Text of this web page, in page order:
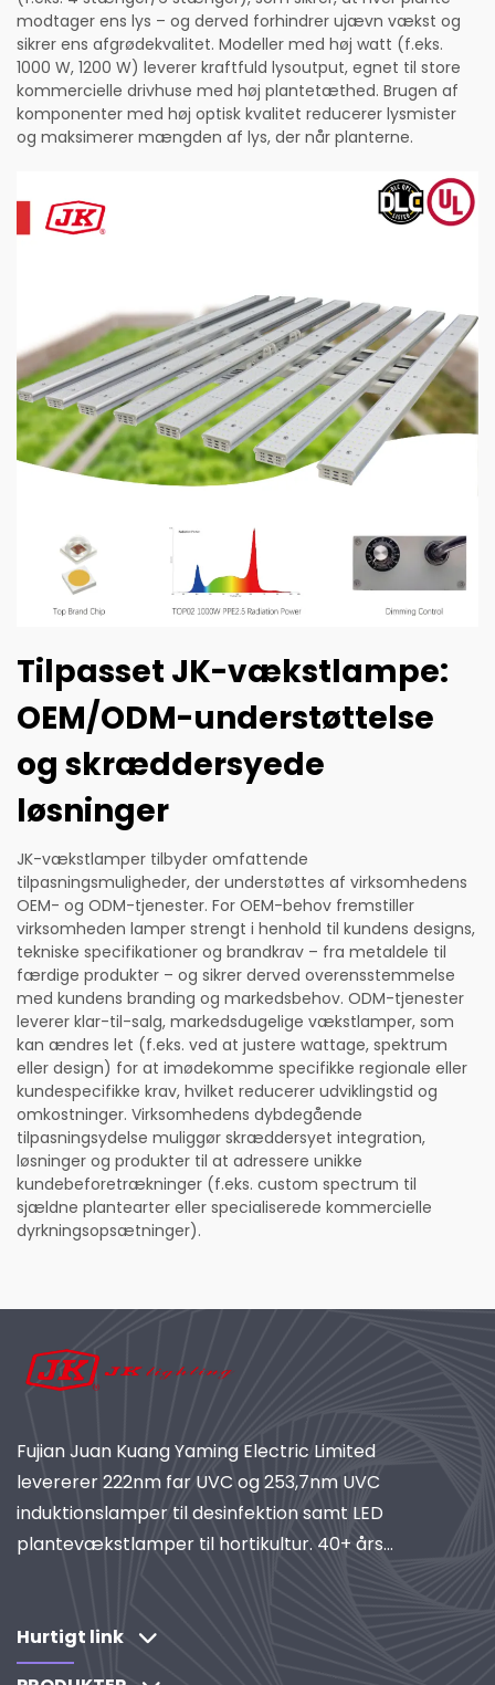
modtager ens lys – og derved forhindrer ujævn vækst og
sikrer ens afgrødekvalitet. Modeller med høj watt (f.eks.
1000 W, 1200 W) leverer kraftfuld lysoutput, egnet til store
kommercielle drivhuse med høj plantetæthed. Brugen af
komponenter med høj optisk kvalitet reducerer lysmister
og maksimerer mængden af lys, der når planterne.
Tilpasset JK-vækstlampe:
OEM/ODM-understøttelse
og skræddersyede
løsninger
JK-vækstlamper tilbyder omfattende
tilpasningsmuligheder, der understøttes af virksomhedens
OEM- og ODM-tjenester. For OEM-behov fremstiller
virksomheden lamper strengt i henhold til kundens designs,
tekniske specifikationer og brandkrav – fra metaldele til
færdige produkter – og sikrer derved overensstemmelse
med kundens branding og markedsbehov. ODM-tjenester
leverer klar-til-salg, markedsdugelige vækstlamper, som
kan ændres let (f.eks. ved at justere wattage, spektrum
eller design) for at imødekomme specifikke regionale eller
kundespecifikke krav, hvilket reducerer udviklingstid og
omkostninger. Virksomhedens dybdegående
tilpasningsydelse muliggør skræddersyet integration,
løsninger og produkter til at adressere unikke
kundebeforetrækninger (f.eks. custom spectrum til
sjældne plantearter eller specialiserede kommercielle
dyrkningsopsætninger).
Fujian Juan Kuang Yaming Electric Limited
levererer 222nm far UVC og 253,7nm UVC
induktionslamper til desinfektion samt LED
plantevækstlamper til hortikultur. 40+ års
Udforsk vores forskningdrevne løsninger.
Hurtigt link